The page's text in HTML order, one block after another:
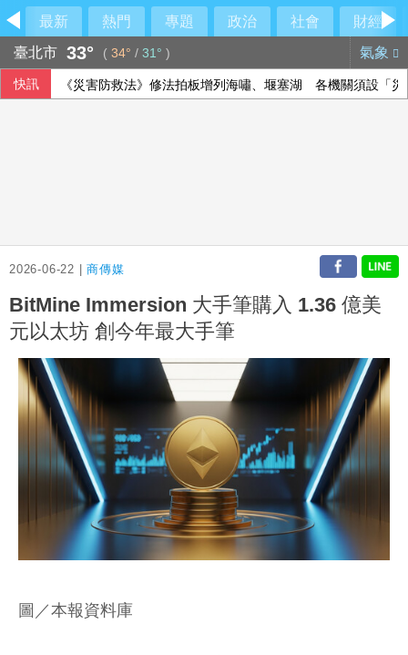
最新 熱門 專題 政治 社會
財經
臺北市 33° ( 34° / 31° ) 氣象
快訊 《災害防救法》修法拍板增列海嘯、堰塞湖 各機關須設「災
2026-06-22 |商傳媒
BitMine Immersion 大手筆購入 1.36 億美
元以太坊 創今年最大手筆
圖／本報資料庫